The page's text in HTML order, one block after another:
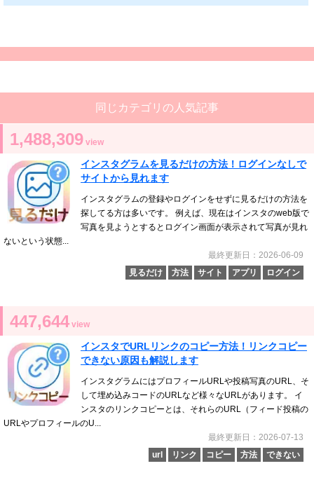
同じカテゴリの人気記事
1,488,309 view
インスタグラムを見るだけの方法！ログインなしで
サイトから見れます
インスタグラムの登録やログインをせずに見るだけの方法を
探してる方は多いです。 例えば、現在はインスタのweb版で
写真を見ようとするとログイン画面が表示されて写真が見れ
ないという状態...
最終更新日：2026-06-09
見るだけ
方法 サイト アプリ ログイン
447,644 view
インスタでURLリンクのコピー方法！リンクコピー
できない原因も解説します
インスタグラムにはプロフィールURLや投稿写真のURL、そ
して埋め込みコードのURLなど様々なURLがあります。 イ
ンスタのリンクコピーとは、それらのURL（フィード投稿の
URLやプロフィールのU...
最終更新日：2026-07-13
url
リンク コピー 方法 できない